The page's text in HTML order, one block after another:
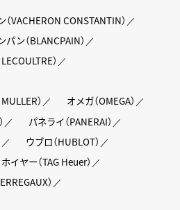
VACHERON CONSTANTIN）
パン（BLANCPAIN）
）
）
オメガ（OMEGA）
パネライ（PANERAI）
ウブロ（HUBLOT）
ホイヤー（TAG Heuer）
）